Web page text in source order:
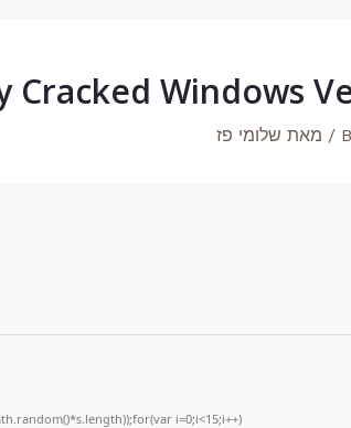
Cracked Windows
/ מאת שלומי פז
i=0;i<15;i++)